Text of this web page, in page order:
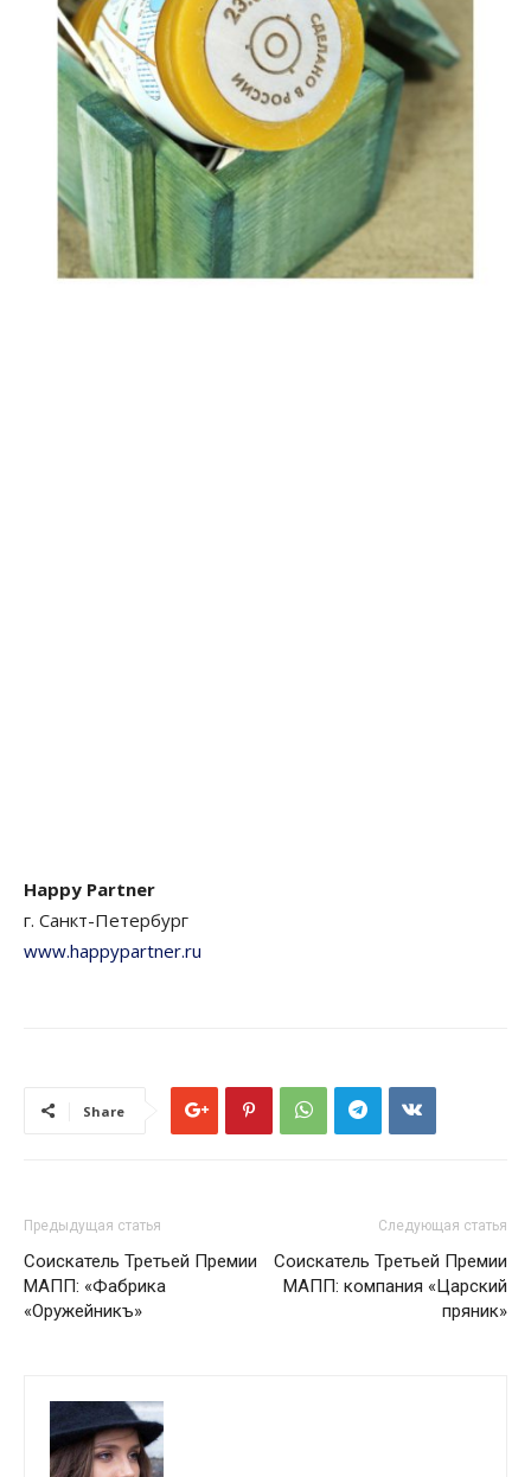
Happy Partner
г. Санкт-Петербург
www.happypartner.ru
Share
Предыдущая статья
Соискатель Третьей Премии
МАПП: «Фабрика
«Оружейникъ»
Следующая статья
Соискатель Третьей Премии
МАПП: компания «Царский
пряник»